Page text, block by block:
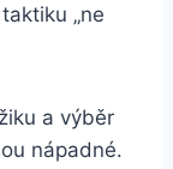
„ne
a výběr
nápadné.